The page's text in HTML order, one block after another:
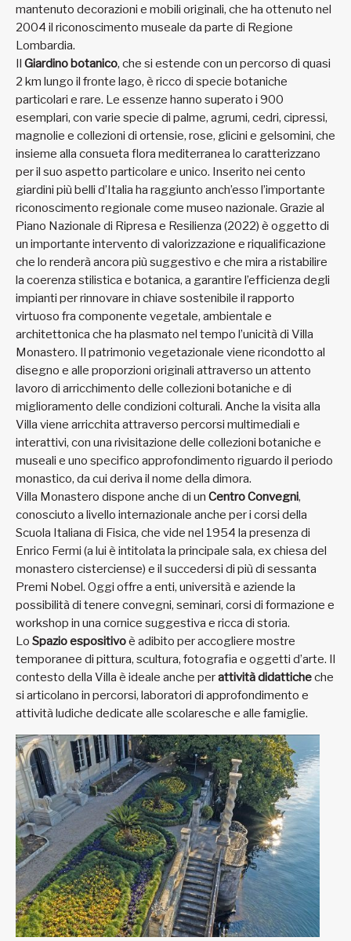
mantenuto decorazioni e mobili originali, che ha ottenuto nel
2004 il riconoscimento museale da parte di Regione
Lombardia.
Il Giardino botanico, che si estende con un percorso di quasi
2 km lungo il fronte lago, è ricco di specie botaniche
particolari e rare. Le essenze hanno superato i 900
esemplari, con varie specie di palme, agrumi, cedri, cipressi,
magnolie e collezioni di ortensie, rose, glicini e gelsomini, che
insieme alla consueta flora mediterranea lo caratterizzano
per il suo aspetto particolare e unico. Inserito nei cento
giardini più belli d’Italia ha raggiunto anch’esso l’importante
riconoscimento regionale come museo nazionale. Grazie al
Piano Nazionale di Ripresa e Resilienza (2022) è oggetto di
un importante intervento di valorizzazione e riqualificazione
che lo renderà ancora più suggestivo e che mira a ristabilire
la coerenza stilistica e botanica, a garantire l’efficienza degli
impianti per rinnovare in chiave sostenibile il rapporto
virtuoso fra componente vegetale, ambientale e
architettonica che ha plasmato nel tempo l’unicità di Villa
Monastero. Il patrimonio vegetazionale viene ricondotto al
disegno e alle proporzioni originali attraverso un attento
lavoro di arricchimento delle collezioni botaniche e di
miglioramento delle condizioni colturali. Anche la visita alla
Villa viene arricchita attraverso percorsi multimediali e
interattivi, con una rivisitazione delle collezioni botaniche e
museali e uno specifico approfondimento riguardo il periodo
monastico, da cui deriva il nome della dimora.
Villa Monastero dispone anche di un Centro Convegni,
conosciuto a livello internazionale anche per i corsi della
Scuola Italiana di Fisica, che vide nel 1954 la presenza di
Enrico Fermi (a lui è intitolata la principale sala, ex chiesa del
monastero cisterciense) e il succedersi di più di sessanta
Premi Nobel. Oggi offre a enti, università e aziende la
possibilità di tenere convegni, seminari, corsi di formazione e
workshop in una cornice suggestiva e ricca di storia.
Lo Spazio espositivoè adibito per accogliere mostre
temporanee di pittura, scultura, fotografia e oggetti d’arte. Il
contesto della Villa è ideale anche perattività didatticheche
si articolano in percorsi, laboratori di approfondimento e
attività ludiche dedicate alle scolaresche e alle famiglie.